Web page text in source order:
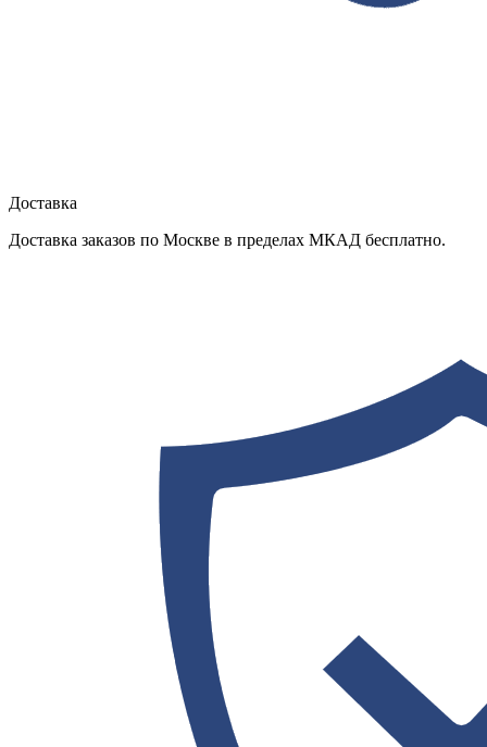
Доставка
Доставка заказов по Москве в пределах МКАД бесплатно.